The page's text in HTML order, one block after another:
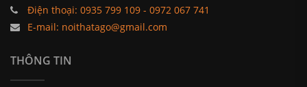
Điện thoại: 0935 799 109 - 0972 067 741
E-mail: noithatago@gmail.com
THÔNG TIN